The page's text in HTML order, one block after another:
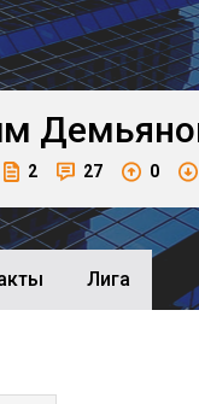
2 27 0
Лига